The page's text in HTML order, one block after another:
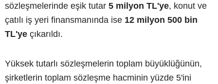
sözleşmelerinde eşik tutar 5 milyon TL'ye, konut ve
çatılı iş yeri finansmanında ise 12 milyon 500 bin
TL'ye çıkarıldı.
Yüksek tutarlı sözleşmelerin toplam büyüklüğünün,
şirketlerin toplam sözleşme hacminin yüzde 5'ini